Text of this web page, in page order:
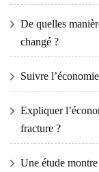
De quelles
changé ?
Suivre
Expliquer
fracture ?
Une étude